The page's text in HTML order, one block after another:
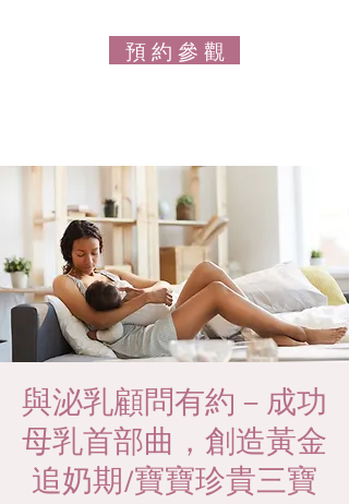
預 約 參 觀
與泌乳顧問有約－成功
母乳首部曲，創造黃金
追奶期/寶寶珍貴三寶